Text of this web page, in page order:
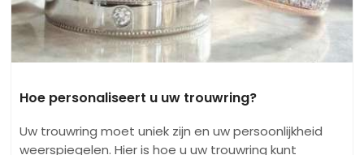
Hoe personaliseert u uw trouwring?
Uw trouwring moet uniek zijn en uw persoonlijkheid
weerspiegelen. Hier is hoe u uw trouwring kunt